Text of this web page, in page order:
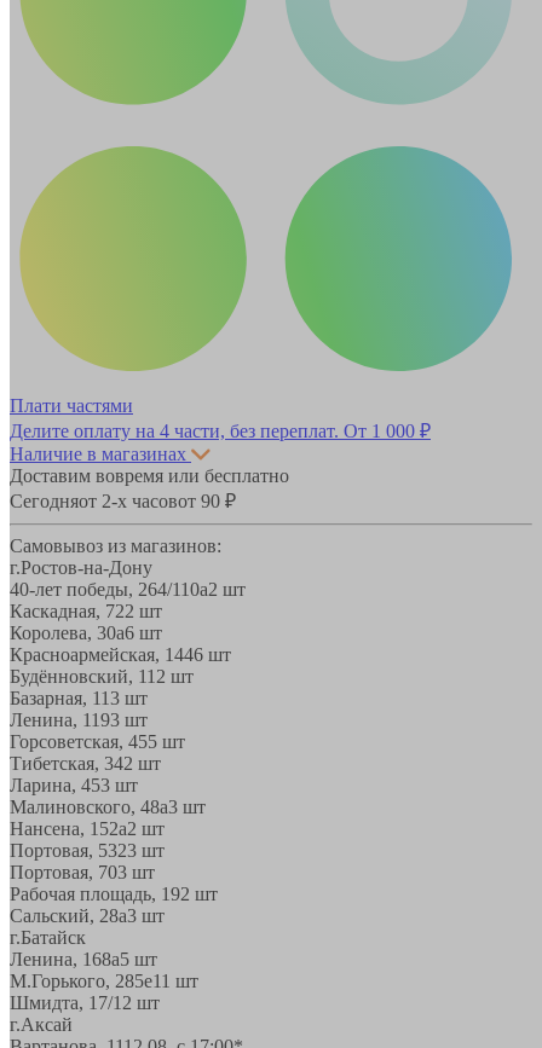
Плати частями
Делите оплату на 4 части, без переплат. От 1 000 ₽
Наличие в магазинах
Доставим вовремя или бесплатно
Сегодняот 2-х часовот 90 ₽
Самовывоз из магазинов:
г.Ростов-на-Дону
40-лет победы, 264/110а2 шт
Каскадная, 722 шт
Королева, 30а6 шт
Красноармейская, 1446 шт
Будённовский, 11 2 шт
Базарная, 113 шт
Ленина, 1193 шт
Горсоветская, 455 шт
Тибетская, 342 шт
Ларина, 453 шт
Малиновского, 48а3 шт
Нансена, 152а2 шт
Портовая, 5323 шт
Портовая, 703 шт
Рабочая площадь, 192 шт
Сальский, 28a3 шт
г.Батайск
Ленина, 168а5 шт
М.Горького, 285е11 шт
Шмидта, 17/1 2 шт
г.Аксай